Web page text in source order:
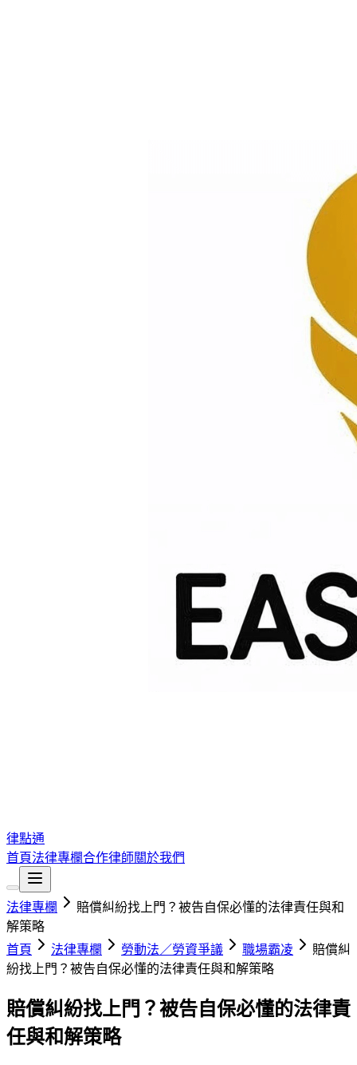
律點通
首頁法律專欄合作律師關於我們
法律專欄
賠償糾紛找上門？被告自保必懂的法律責任與和
解策略
首頁
法律專欄 勞動法／勞資爭議 職場霸凌
賠償糾
紛找上門？被告自保必懂的法律責任與和解策略
賠償糾紛找上門？被告自保必懂的法律責
任與和解策略